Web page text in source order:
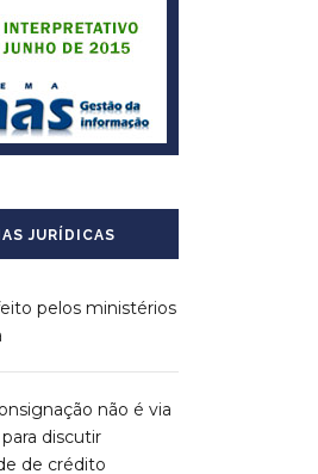
JURÍDICAS
pelos ministérios
não é via
discutir
de crédito